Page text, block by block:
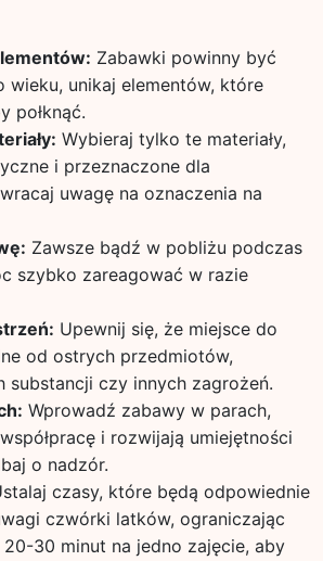
Zabawki powinny być
wieku, unikaj elementów, które
połknąć.
Wybieraj tylko te materiały,
i przeznaczone dla
uwagę na oznaczenia na
Zawsze bądź w pobliżu podczas
szybko zareagować w razie
Upewnij się, że miejsce do
od ostrych przedmiotów,
substancji czy innych zagrożeń.
Wprowadź zabawy w parach,
i rozwijają umiejętności
o nadzór.
czasy, które będą odpowiednie
czwórki latków, ograniczając
30 minut na jedno zajęcie, aby